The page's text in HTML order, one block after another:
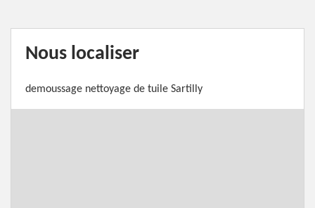
Nous localiser
demoussage nettoyage de tuile Sartilly